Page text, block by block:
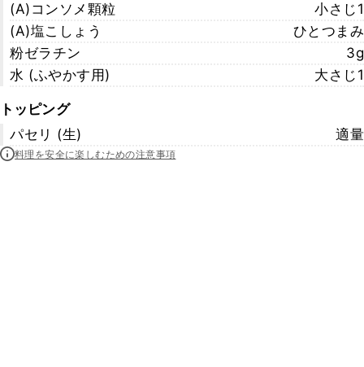
(A)コンソメ顆粒
小さじ1
(A)塩こしょう
ひとつまみ
粉ゼラチン
3g
水 (ふやかす用)
大さじ1
トッピング
パセリ (生)
適量
料理を安全に楽しむための注意事項